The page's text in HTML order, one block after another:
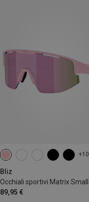
+10
Bliz
Occhiali sportivi Matrix Small
89,95 €